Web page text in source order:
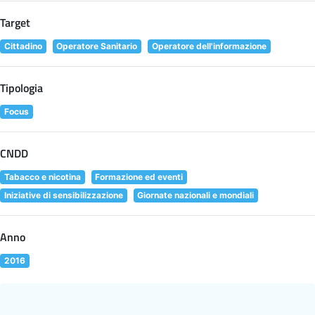
Target
Cittadino Operatore Sanitario Operatore dell'informazione
Tipologia
Focus
CNDD
Tabacco e nicotina
Formazione ed eventi
Iniziative di sensibilizzazione
Giornate nazionali e mondiali
Anno
2016